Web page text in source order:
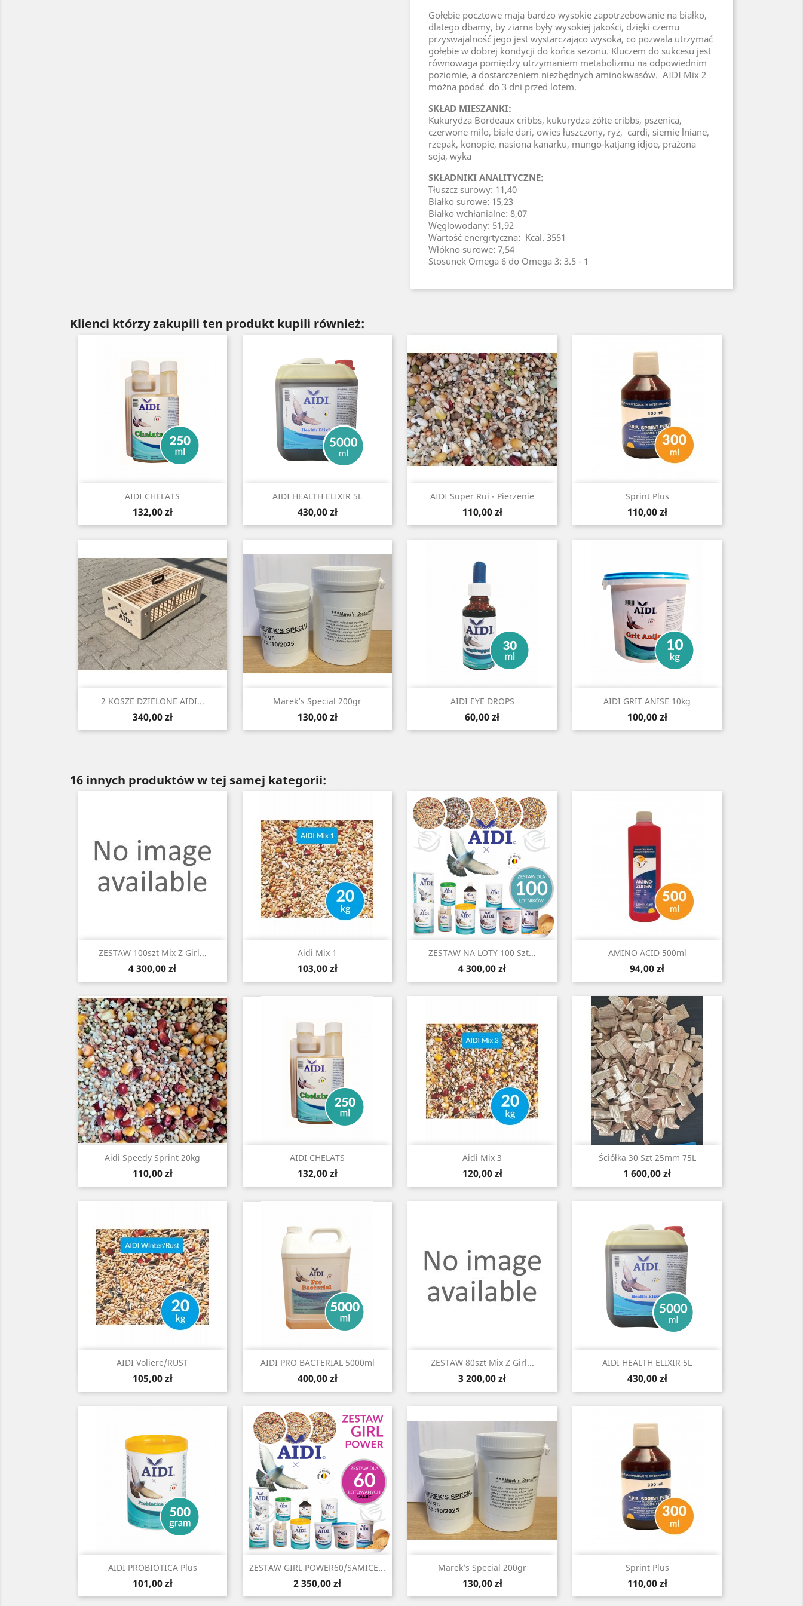
Gołębie pocztowe mają bardzo wysokie zapotrzebowanie na białko,
dlatego dbamy, by ziarna były wysokiej jakości, dzięki czemu
przyswajalność jego jest wystarczająco wysoka, co pozwala utrzymać
gołębie w dobrej kondycji do końca sezonu. Kluczem do sukcesu jest
równowaga pomiędzy utrzymaniem metabolizmu na odpowiednim
poziomie, a dostarczeniem niezbędnych aminokwasów. AIDI Mix 2
można podać do 3 dni przed lotem.
SKŁAD MIESZANKI:
Kukurydza Bordeaux cribbs, kukurydza żółte cribbs, pszenica,
czerwone milo, białe dari, owies łuszczony, ryż, cardi, siemię lniane,
rzepak, konopie, nasiona kanarku, mungo-katjang idjoe, prażona
soja, wyka
SKŁADNIKI ANALITYCZNE:
Tłuszcz surowy: 11,40
Białko surowe: 15,23
Białko wchłanialne: 8,07
Węglowodany: 51,92
Wartość energrtyczna: Kcal. 3551
Włókno surowe: 7,54
Stosunek Omega 6 do Omega 3: 3.5 - 1
Klienci którzy zakupili ten produkt kupili również:
AIDI CHELATS
Cena
132,00 zł
Szybki podgląd AIDI HEALTH ELIXIR 5L
Cena
430,00 zł
Szybki podgląd AIDI Super Rui - Pierzenie
Cena
110,00 zł
Szybki podgląd Sprint Plus
Cena
110,00 zł
Szybki podgląd
2 KOSZE DZIELONE AIDI...
Cena
340,00 zł
Szybki podgląd Marek’s Special 200gr
Cena
130,00 zł
Szybki podgląd AIDI EYE DROPS
Cena
60,00 zł
Szybki podgląd AIDI GRIT ANISE 10kg
Cena
100,00 zł
Szybki podgląd
16 innych produktów w tej samej kategorii:
ZESTAW 100szt Mix Z Girl...
Cena
4 300,00 zł
Szybki podgląd Aidi Mix 1
Cena
103,00 zł
Szybki podgląd ZESTAW NA LOTY 100 Szt...
Cena
4 300,00 zł
Szybki podgląd AMINO ACID 500ml
Cena
94,00 zł
Szybki podgląd
Aidi Speedy Sprint 20kg
Cena
110,00 zł
Szybki podgląd AIDI CHELATS
Cena
132,00 zł
Szybki podgląd Aidi Mix 3
Cena
120,00 zł
Szybki podgląd Ściółka 30 Szt 25mm 75L
Cena
1 600,00 zł
Szybki podgląd
AIDI Voliere/RUST
Cena
105,00 zł
Szybki podgląd AIDI PRO BACTERIAL 5000ml
Cena
400,00 zł
Szybki podgląd ZESTAW 80szt Mix Z Girl...
Cena
3 200,00 zł
Szybki podgląd AIDI HEALTH ELIXIR 5L
Cena
430,00 zł
Szybki podgląd
AIDI PROBIOTICA Plus
Cena
101,00 zł
Szybki podgląd ZESTAW GIRL POWER60/SAMICE...
Cena
2 350,00 zł
Szybki podgląd Marek’s Special 200gr
Cena
130,00 zł
Szybki podgląd Sprint Plus
Cena
110,00 zł
Szybki podgląd